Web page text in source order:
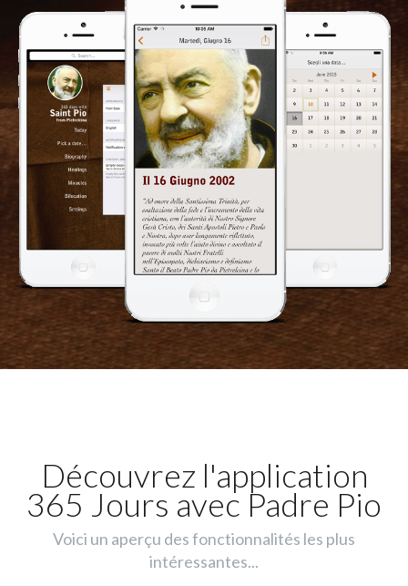
Découvrez l'application
365 Jours avec Padre Pio
Voici un aperçu des fonctionnalités les plus
intéressantes...